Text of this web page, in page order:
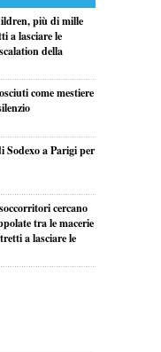
più di mille
a lasciare le
della
come mestiere
Sodexo a Parigi per
cercano
tra le macerie
a lasciare le